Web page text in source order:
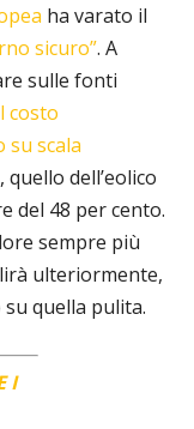
ha varato il
sicuro”. A
sulle fonti
costo
su scala
, quello dell’eolico
del 48 per cento.
sempre più
ulteriormente,
quella pulita.
I